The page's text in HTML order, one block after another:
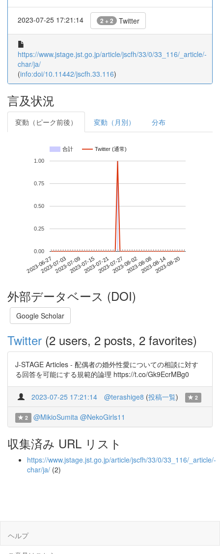
2023-07-25 17:21:14 2 + 2 Twitter
https://www.jstage.jst.go.jp/article/jscfh/33/0/33_116/_article/-
char/ja/
(info:doi/10.11442/jscfh.33.116)
言及状況
変動（ピーク前後） 変動（月別） 分布
合計 Twitter (通常)
2023-06-272023-07-032023-07-092023-07-152023-07-212023-07-272023-08-022023-08-082023-08-142023-08-20
0.00
0.25
0.50
0.75
1.00
外部データベース (DOI)
Google Scholar
Twitter (2 users, 2 posts, 2 favorites)
J-STAGE Articles - 配偶者の婚外性愛についての相談に対す
る回答を可能にする規範的論理 https://t.co/Gk9EcrMBg0
2023-07-25 17:21:14 @terashige8 (投稿一覧) 2
2 @MikioSumita @NekoGirls11
収集済み URL リスト
https://www.jstage.jst.go.jp/article/jscfh/33/0/33_116/_article/-
char/ja/ (2)
ヘルプ